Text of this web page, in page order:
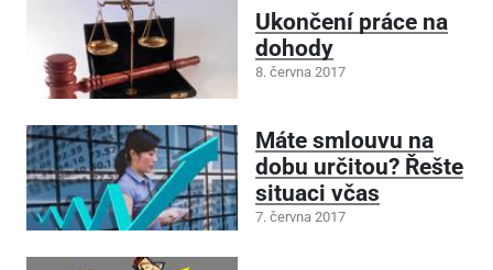
Ukončení práce na
dohody
8. června 2017
Máte smlouvu na
dobu určitou? Řešte
situaci včas
7. června 2017